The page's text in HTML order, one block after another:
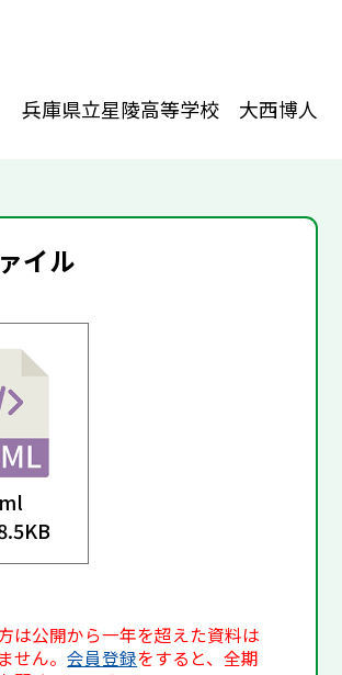
兵庫県立星陵高等学校 大西博人
イル
は公開から一年を超えた資料は
せん。会員登録をすると、全期